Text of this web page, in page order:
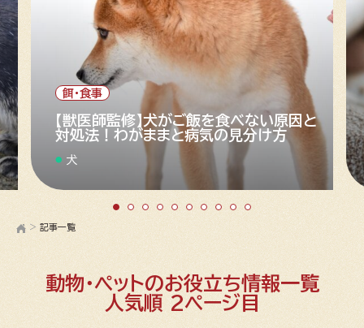
餌・食事
【獣医師監修】犬がご飯を食べない原因と
対処法！わがままと病気の見分け方
犬
> 記事一覧
動物・ペットのお役立ち情報一覧
人気順 2ページ目